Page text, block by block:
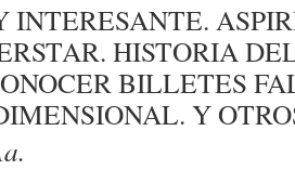
INTERESANTE.
HISTORIA
BILLETES
Y